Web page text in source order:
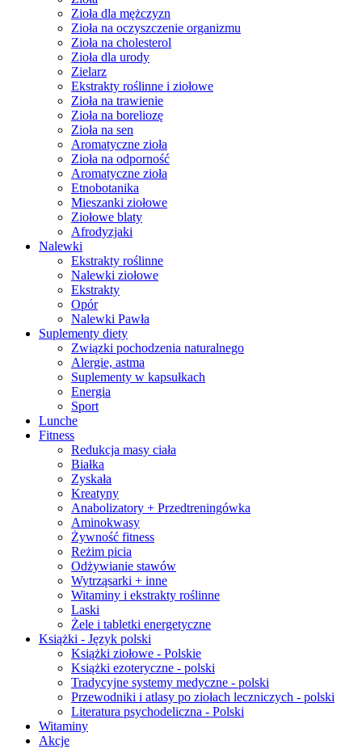
Zioła dla mężczyzn
Zioła na oczyszczenie organizmu
Zioła na cholesterol
Zioła dla urody
Zielarz
Ekstrakty roślinne i ziołowe
Zioła na trawienie
Zioła na boreliozę
Zioła na sen
Aromatyczne zioła
Zioła na odporność
Aromatyczne zioła
Etnobotanika
Mieszanki ziołowe
Ziołowe blaty
Afrodyzjaki
Nalewki
Ekstrakty roślinne
Nalewki ziołowe
Ekstrakty
Opór
Nalewki Pawła
Suplementy diety
Związki pochodzenia naturalnego
Alergie, astma
Suplementy w kapsułkach
Energia
Sport
Lunche
Fitness
Redukcja masy ciała
Białka
Zyskała
Kreatyny
Anabolizatory + Przedtreningówka
Aminokwasy
Żywność fitness
Reżim picia
Odżywianie stawów
Wytrząsarki + inne
Witaminy i ekstrakty roślinne
Laski
Żele i tabletki energetyczne
Książki - Język polski
Książki ziołowe - Polskie
Książki ezoteryczne - polski
Tradycyjne systemy medyczne - polski
Przewodniki i atlasy po ziołach leczniczych - polski
Literatura psychodeliczna - Polski
Witaminy
Akcje